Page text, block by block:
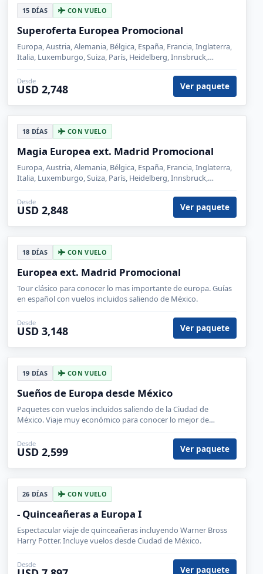
Ciudades de Vanguardia
Londres, Bruselas, Brujas, Roterdam, La Haya, Ámsterdam
Desde
Ver paquete
15 DÍAS CON VUELO
Superoferta Europea Promocional
Italia, Luxemburgo, Suiza, París, Heidelberg, Innsbruck,
Venecia, Florencia, Roma, Madrid, Londres, Brujas, Frankfurt,
Padua, Lucerna, Zurich, Luxemburgo
USD 2,748 Ver paquete
Magia Europea ext. Madrid Promocional
Europa, Austria, Alemania, Bélgica, España, Francia, Inglaterra,
Italia, Luxemburgo, Suiza, París, Heidelberg, Innsbruck,
Venecia, Florencia, Roma, Madrid, Londres, Brujas, Frankfurt,
Padua, Lucerna, Zurich, Luxemburgo
USD 2,848
18 DÍAS CON VUELO
Europea ext. Madrid Promocional
Tour clásico para conocer lo mas importante de europa. Guías
Desde